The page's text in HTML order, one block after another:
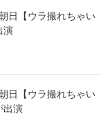
日【ウラ撮れちゃい
演
日【ウラ撮れちゃい
出演